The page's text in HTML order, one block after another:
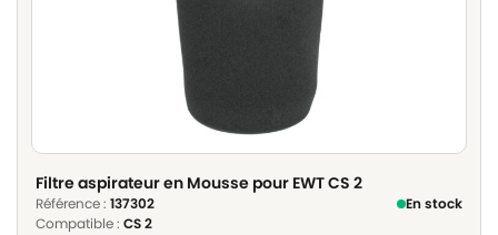
Filtre aspirateur en Mousse pour EWT CS 2
Référence : 137302
En stock
Compatible : CS 2